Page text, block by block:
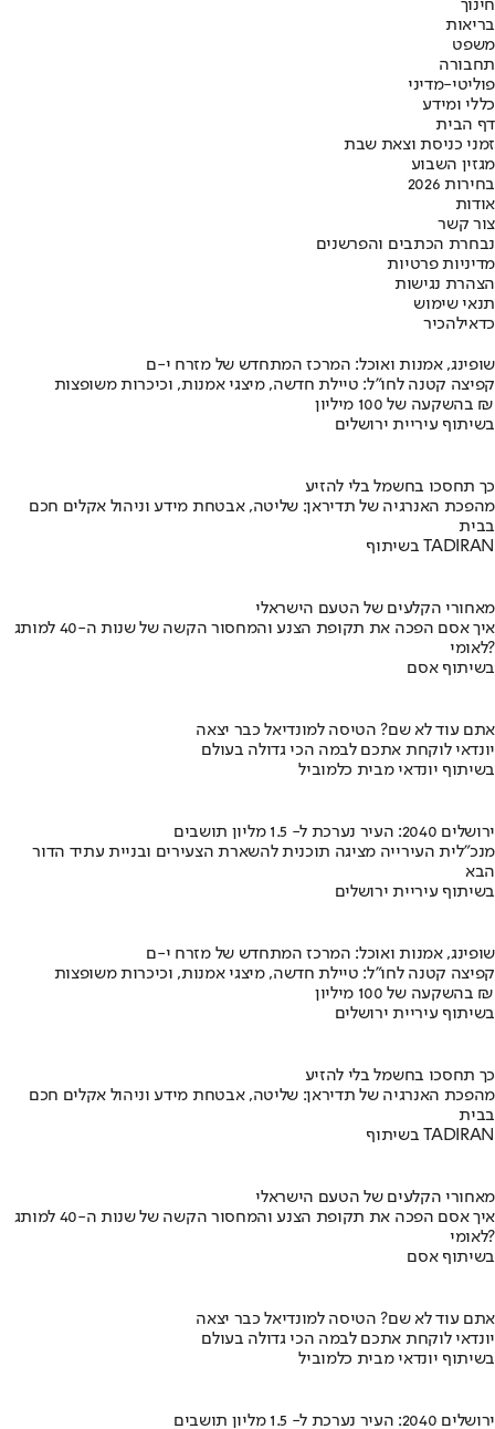
חינוך
בריאות
משפט
תחבורה
פוליטי-מדיני
כללי ומידע
דף הבית
זמני כניסת וצאת שבת
מגזין השבוע
בחירות 2026
אודות
צור קשר
נבחרת הכתבים והפרשנים
מדיניות פרטיות
הצהרת נגישות
תנאי שימוש
כדאילהכיר
שופינג, אמנות ואוכל: המרכז המתחדש של מזרח י-ם
קפיצה קטנה לחו"ל: טיילת חדשה, מיצגי אמנות, וכיכרות משופצות
בהשקעה של 100 מיליון ₪
בשיתוף עיריית ירושלים
כך תחסכו בחשמל בלי להזיע
מהפכת האנרגיה של תדיראן: שליטה, אבטחת מידע וניהול אקלים חכם
בבית
בשיתוף TADIRAN
מאחורי הקלעים של הטעם הישראלי
איך אסם הפכה את תקופת הצנע והמחסור הקשה של שנות ה-40 למותג
לאומי?
בשיתוף אסם
אתם עוד לא שם? הטיסה למונדיאל כבר יצאה
יונדאי לוקחת אתכם לבמה הכי גדולה בעולם
בשיתוף יונדאי מבית כלמוביל
ירושלים 2040: העיר נערכת ל- 1.5 מליון תושבים
מנכ"לית העירייה מציגה תוכנית להשארת הצעירים ובניית עתיד הדור
הבא
בשיתוף עיריית ירושלים
שופינג, אמנות ואוכל: המרכז המתחדש של מזרח י-ם
קפיצה קטנה לחו"ל: טיילת חדשה, מיצגי אמנות, וכיכרות משופצות
בהשקעה של 100 מיליון ₪
בשיתוף עיריית ירושלים
כך תחסכו בחשמל בלי להזיע
מהפכת האנרגיה של תדיראן: שליטה, אבטחת מידע וניהול אקלים חכם
בבית
בשיתוף TADIRAN
מאחורי הקלעים של הטעם הישראלי
איך אסם הפכה את תקופת הצנע והמחסור הקשה של שנות ה-40 למותג
לאומי?
בשיתוף אסם
אתם עוד לא שם? הטיסה למונדיאל כבר יצאה
יונדאי לוקחת אתכם לבמה הכי גדולה בעולם
בשיתוף יונדאי מבית כלמוביל
ירושלים 2040: העיר נערכת ל- 1.5 מליון תושבים